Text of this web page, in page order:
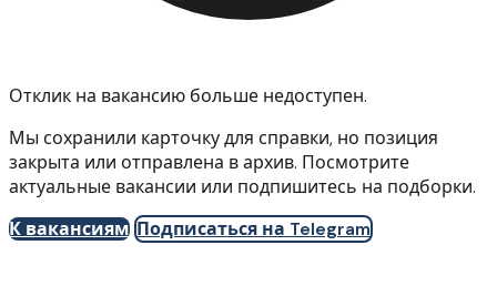
Отклик на вакансию больше недоступен.
Мы сохранили карточку для справки, но позиция
закрыта или отправлена в архив. Посмотрите
актуальные вакансии или подпишитесь на подборки.
К вакансиям Подписаться на Telegram